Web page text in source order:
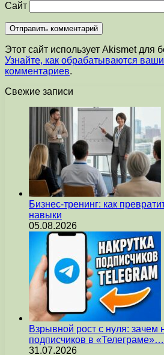
Сайт
Этот сайт использует Akismet для
Узнайте, как обрабатываются
комментариев.
Свежие записи
Бизнес-тренинг: как
навыки
05.08.2026
Взрывной рост с нуля: зачем
подписчиков в «Телеграме»…
31.07.2026